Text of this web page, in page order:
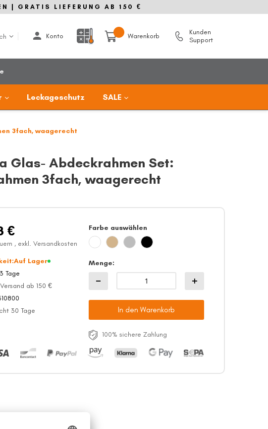
| GRATIS LIEFERUNG AB 150 €
Konto Warenkorb
Kunden
Support
Leckageschutz SALE
3fach, waagerecht
Glas- Abdeckrahmen Set:
3fach, waagerecht
€
, exkl. Versandkosten
Auf Lager
Tage
ab 150 €
30 Tage
Farbe auswählen
Menge
In den Warenkorb
100% sichere Zahlung